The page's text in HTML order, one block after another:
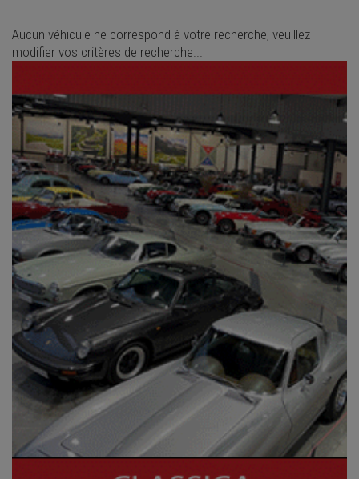
Aucun véhicule ne correspond à votre recherche, veuillez
modifier vos critères de recherche...